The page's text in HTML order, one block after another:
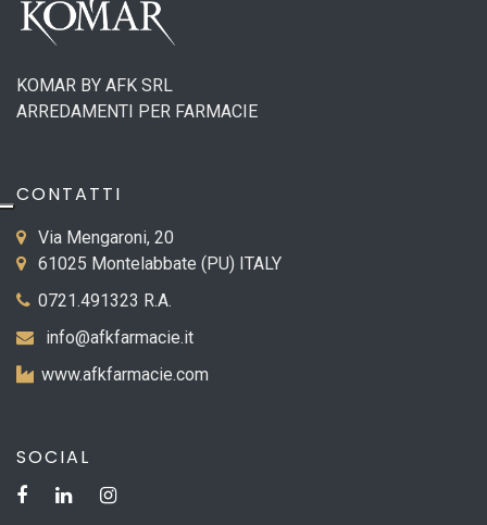
KOMAR BY AFK SRL
ARREDAMENTI PER FARMACIE
CONTATTI
Via Mengaroni, 20
61025 Montelabbate (PU) ITALY
0721.491323 R.A.
info@afkfarmacie.it
www.afkfarmacie.com
SOCIAL